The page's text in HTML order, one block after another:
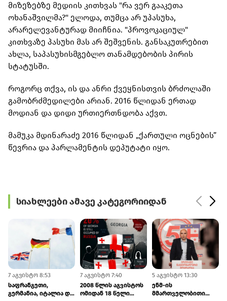
მიზეზებზე მედიის კითხვას "რა ვერ გააკეთა
ოხანაშვილმა?" ელოდა, თუმცა არ უპასუხა,
არარელევანტურად მიიჩნია. "პროვოკაციულ"
კითხვაზე პასუხი მას არ შეშვენის. განსაკუთრებით
ახლა, საპასუხისმგებლო თანამდებობის პირის
სტატუსში.
როგორც თქვა, ის და ანრი ქვეყნისთვის ბრძოლაში
გამობრძმედილები არიან. 2016 წლიდან ერთად
მოდიან და დიდი ურთიერთნდობა აქვთ.
მამუკა მდინარაძე 2016 წლიდან „ქართული ოცნების”
წევრია და პარლამენტის დეპუტატი იყო.
სიახლეები ამავე კატეგორიიდან
7 აგვისტო 8:53
საფრანგეთი,
გერმანია, იტალია და
7 აგვისტო 7:40
2008 წლის აგვისტოს
ომიდან 18 წელი
5 აგვისტო 13:30
ენმ-ის
მმართველობითი